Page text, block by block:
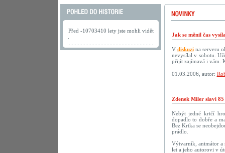
Před -10703410 lety jste mohli vidět
Jak se měnil čas
V diskuzina serveru
nevysílal v sobotu.
přijít zajímavá i vám.
01.03.2006, autor:
Zdenek Miler slavi
Nebýt jedné krtčí
dopadlo to dobře a
Bez Krtka se
prádlo.
Výtvarník, animátor a
let a jeho autorovi v